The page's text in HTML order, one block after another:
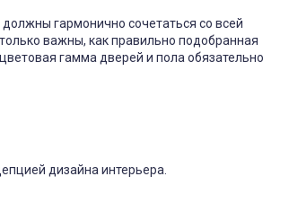
гармонично сочетаться со всей
важны, как правильно подобранная
гамма дверей и пола обязательно
дизайна интерьера.